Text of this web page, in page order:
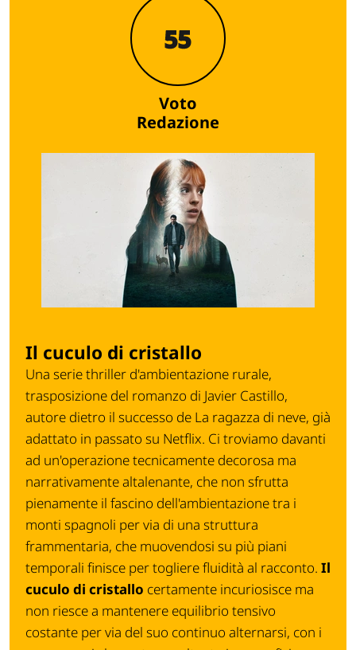
55
Voto
Redazione
Il cuculo di cristallo
Una serie thriller d'ambientazione rurale,
trasposizione del romanzo di Javier Castillo,
autore dietro il successo de La ragazza di neve, già
adattato in passato su Netflix. Ci troviamo davanti
ad un'operazione tecnicamente decorosa ma
narrativamente altalenante, che non sfrutta
pienamente il fascino dell'ambientazione tra i
monti spagnoli per via di una struttura
frammentaria, che muovendosi su più piani
temporali finisce per togliere fluidità al racconto. Il
cuculo di cristallo certamente incuriosisce ma
non riesce a mantenere equilibrio tensivo
costante per via del suo continuo alternarsi, con i